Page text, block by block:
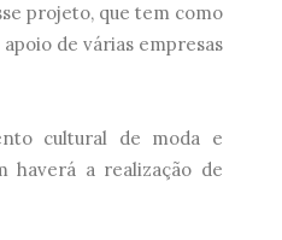
projeto, que tem como
de várias empresas
cultural de moda e
haverá a realização de